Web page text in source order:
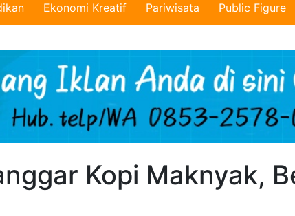
Ekonomi Kreatif Pariwisata Public Figure
Kopi Maknyak,